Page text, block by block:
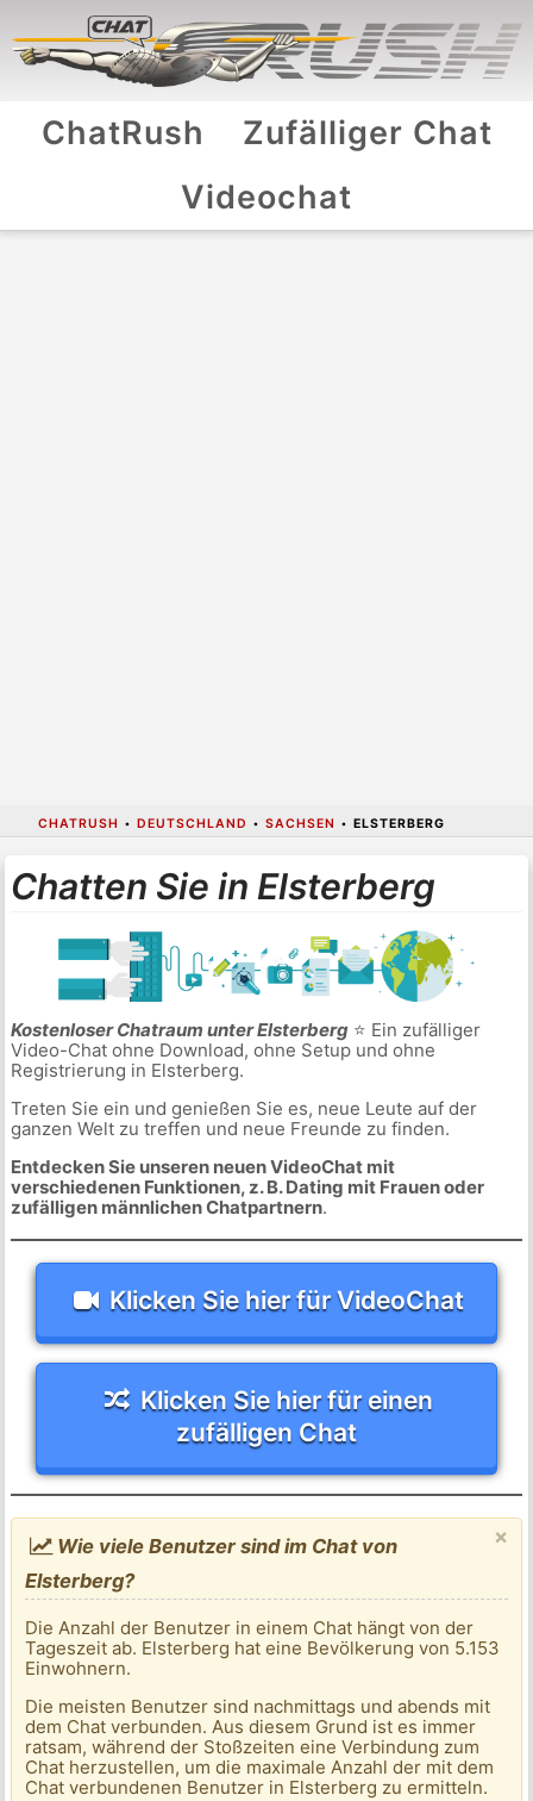
ChatRush
Zufälliger Chat
Videochat
CHATRUSH • DEUTSCHLAND • SACHSEN • ELSTERBERG
Chatten Sie in Elsterberg
Kostenloser Chatraum unter Elsterberg⭐ Ein zufälliger
Video-Chat ohne Download, ohne Setup und ohne
Registrierung in Elsterberg.
Treten Sie ein und genießen Sie es, neue Leute auf der
ganzen Welt zu treffen und neue Freunde zu finden.
Entdecken Sie unseren neuen VideoChat mit
verschiedenen Funktionen, z. B. Dating mit Frauen oder
zufälligen männlichen Chatpartnern.
Klicken Sie hier für VideoChat
Klicken Sie hier für einen
zufälligen Chat
×
Wie viele Benutzer sind im Chat von
Elsterberg?
Die Anzahl der Benutzer in einem Chat hängt von der
Tageszeit ab. Elsterberg hat eine Bevölkerung von 5.153
Einwohnern.
Die meisten Benutzer sind nachmittags und abends mit
dem Chat verbunden. Aus diesem Grund ist es immer
ratsam, während der Stoßzeiten eine Verbindung zum
Chat herzustellen, um die maximale Anzahl der mit dem
Chat verbundenen Benutzer in Elsterberg zu ermitteln.